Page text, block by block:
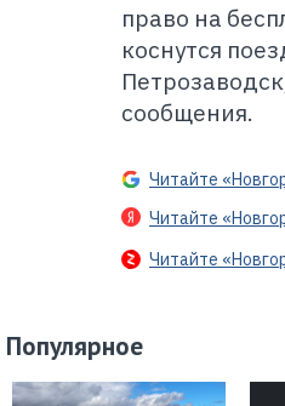
право на
коснутся
сообщения.
Читайте
Читайте
Читайте
Популярное